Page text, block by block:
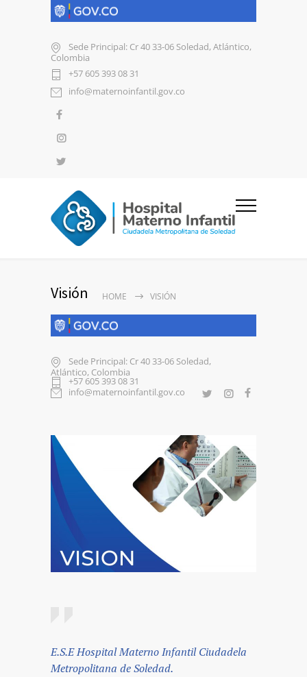
Sede Principal: Cr 40 33-06 Soledad, Atlántico,
Colombia
+57 605 393 08 31
info@maternoinfantil.gov.co
Visión HOME VISIÓN
Sede Principal: Cr 40 33-06 Soledad,
Atlántico, Colombia
+57 605 393 08 31
info@maternoinfantil.gov.co
E.S.E Hospital Materno Infantil Ciudadela
Metropolitana de Soledad.